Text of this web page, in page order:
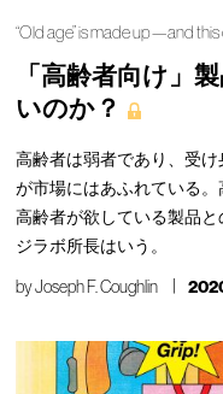
“Old age” is made up—and
「高齢者向け」
いのか？
高齢者は弱者であり、受け
が市場にはあふれている
高齢者が欲している製品
ジラボ所長はいう。
byJoseph F. Coughlin